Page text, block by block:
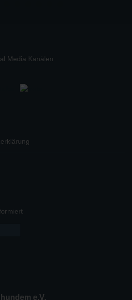
Media Kanälen
e.V.